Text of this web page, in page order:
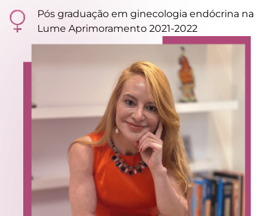
Pós graduação em ginecologia endócrina na
Lume Aprimoramento 2021-2022